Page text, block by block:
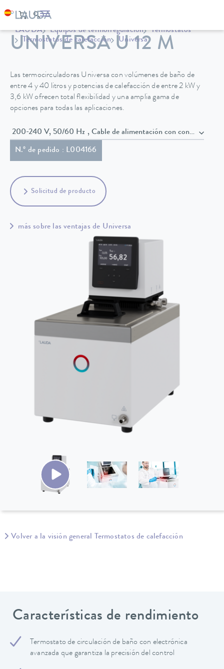
LAUDA Equipos de termorregulación
Termostatos
Termostatos de calefacción
Universa
UNIVERSA U 12 M
Las termocirculadoras Universa con volúmenes de baño de
entre 4 y 40 litros y potencias de calefacción de entre 2 kW y
3,6 kW ofrecen total flexibilidad y una amplia gama de
opciones para todas las aplicaciones.
200-240 V, 50/60 Hz , Cable de alimentación con
N.º de pedido : L004166
Solicitud de producto
más sobre las ventajas de Universa
Volver a la visión general Termostatos de calefacción
Características de rendimiento
Termostato de circulación de baño con electrónica
avanzada que garantiza la precisión del control